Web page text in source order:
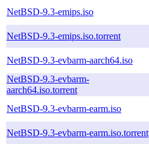
NetBSD-9.3-emips.iso
NetBSD-9.3-emips.iso.torrent
NetBSD-9.3-evbarm-aarch64.iso
NetBSD-9.3-evbarm-
aarch64.iso.torrent
NetBSD-9.3-evbarm-earm.iso
NetBSD-9.3-evbarm-earm.iso.torrent